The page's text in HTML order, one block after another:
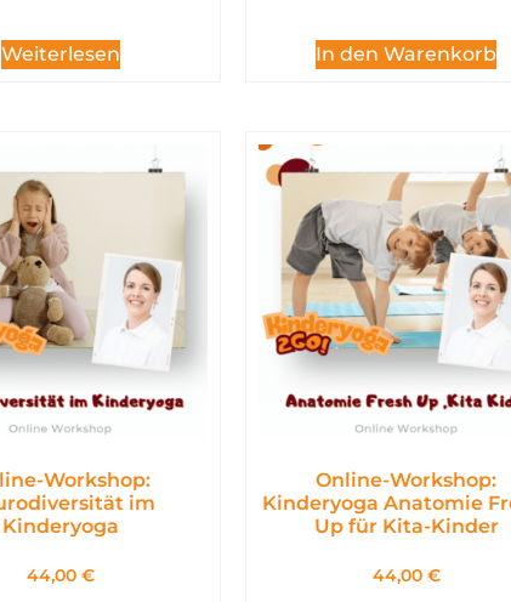
Weiterlesen In den Warenkorb
Workshop:
im
Kinderyoga
44,00 €
Online-Workshop:
Kinderyoga Anatomie
Up für Kita-Kinder
44,00 €